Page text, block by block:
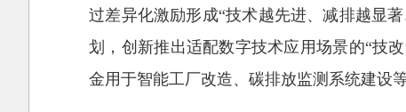
过差异化激励形成“技术越先进、减排越显
划，创新推出适配数字技术应用场景的“技
金用于智能工厂改造、碳排放监测系统建设